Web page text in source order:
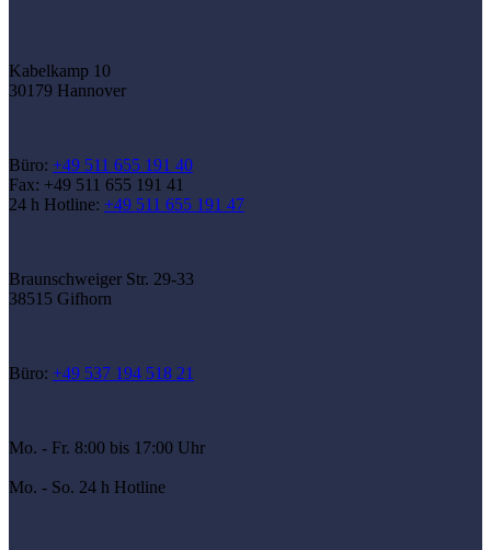
Kabelkamp 10
30179 Hannover
Büro: +49 511 655 191 40
Fax: +49 511 655 191 41
24 h Hotline: +49 511 655 191 47
Braunschweiger Str. 29-33
38515 Gifhorn
Büro: +49 537 194 518 21
Mo. - Fr. 8:00 bis 17:00 Uhr
Mo. - So. 24 h Hotline